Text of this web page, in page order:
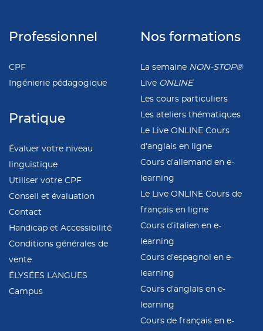
Professionnel
CPF
Ingénierie pédagogique
Pratique
Évaluer votre niveau
linguistique
Utiliser votre CPF
Conseil et évaluation
Contact
Handicap et Accessibilité
Conditions générales de
vente
ÉLYSÉES LANGUES
Campus
Nos formations
La semaine NON-STOP®
Live ONLINE
Les cours particuliers
Les ateliers thématiques
Le Live ONLINE Cours
d’anglais en ligne
Cours d’allemand en e-
learning
Le Live ONLINE Cours de
français en ligne
Cours d’italien en e-
learning
Cours d’espagnol en e-
learning
Cours d’anglais en e-
learning
Cours de français en e-